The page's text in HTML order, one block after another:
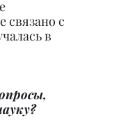
связано с
в